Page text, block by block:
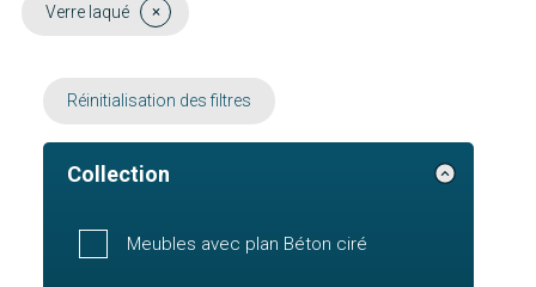
Verre laqué
Réinitialisation des filtres
Collection
Meubles avec plan Béton ciré